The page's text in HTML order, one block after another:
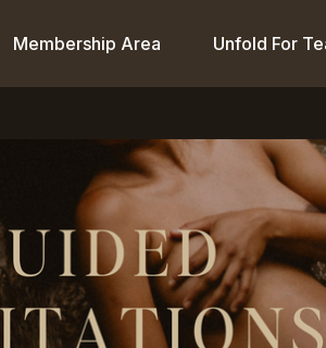
Membership Area Unfold For